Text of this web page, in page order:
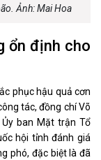
Ảnh: Mai Hoa
ổn định cho
phục hậu quả cơn
tác, đồng chí Võ
ban Mặt trận Tổ
hội tỉnh đánh giá
phó, đặc biệt là đã